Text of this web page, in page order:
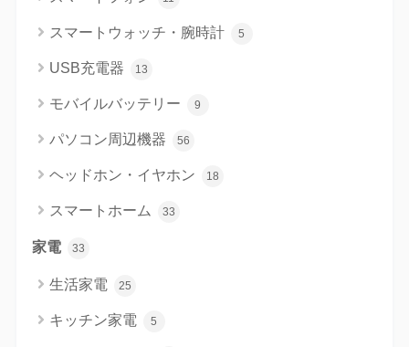
スマートウォッチ・腕時計 5
USB充電器 13
モバイルバッテリー 9
パソコン周辺機器 56
ヘッドホン・イヤホン 18
スマートホーム 33
家電 33
生活家電 25
キッチン家電 5